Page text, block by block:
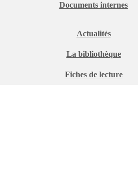
Documents internes
Actualités
La bibliothèque
Fiches de lecture